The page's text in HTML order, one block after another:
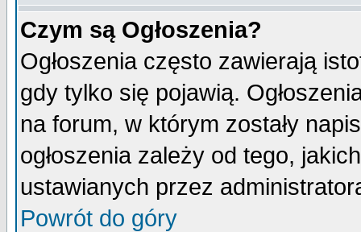
Czym są Ogłoszenia?
Ogłoszenia często zawierają
gdy tylko się pojawią.
na forum, w którym zostały
ogłoszenia zależy od tego,
ustawianych przez
Powrót do góry